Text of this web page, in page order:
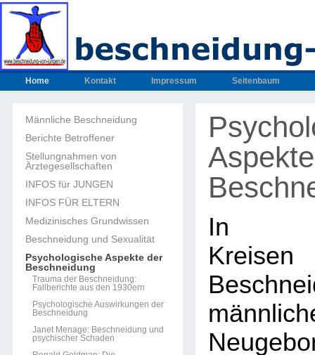
Home Kontakt Impressum Seitenbaum
Männliche Beschneidung
Berichte Betroffener
Stellungnahmen von
Ärztegesellschaften
INFOS für JUNGEN
INFOS FÜR ELTERN
Medizinisches Grundwissen
Beschneidung und Sexualität
Psychologische Aspekte der
Beschneidung
Trauma der Beschneidung:
Fallberichte aus den 1930ern
Psychologische Auswirkungen der
Beschneidung
Janet Menage: Beschneidung und
psychischer Schaden
In